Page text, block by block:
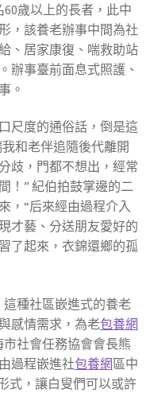
歲以上的長者，此中
，該養老辦事中間為社
、居家康復、喘救助站
辦事臺前面息式照護、
。
尺度的通俗話，倒是這
和老伴追隨後代離開
歧，門都不想出，經常
！” 紀伯拍鼓掌邊的二
，“后來經由過程介入
才藝、分送朋友愛好的
了起來，衣錦還鄉的孤
種社區嵌進式的養老
感情需求，為老包養網
社會任務協會會長熊
過程嵌進社包養網區中
式，讓白叟們可以或許